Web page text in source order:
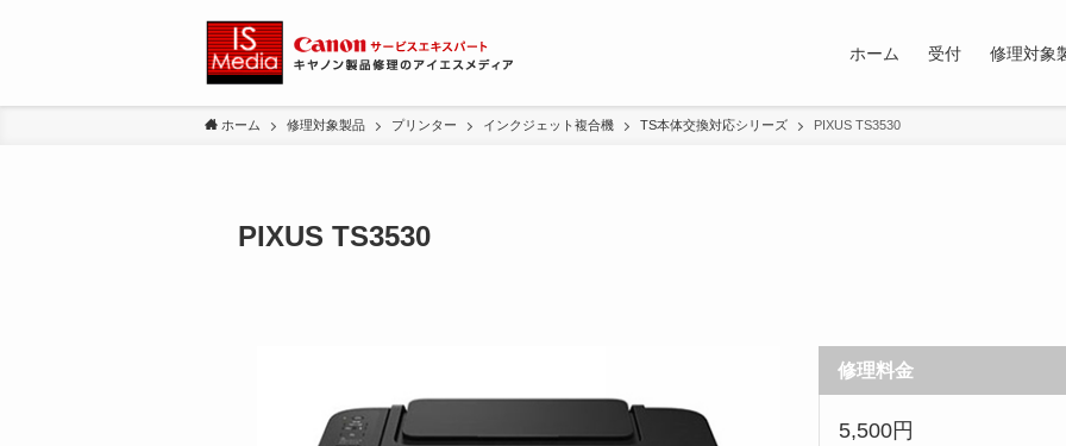
ホーム 受付 修理対象
ホーム 修理対象製品 プリンター インクジェット複合機 TS本体交換対応シリーズ PIXUS TS3530
PIXUS TS3530
修理料金
5,500円